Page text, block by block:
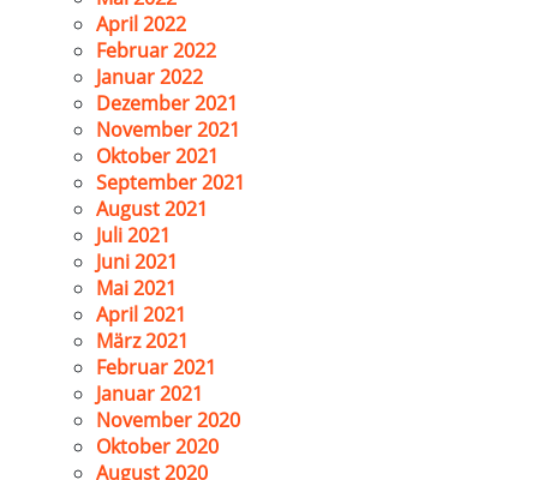
April 2022
Februar 2022
Januar 2022
Dezember 2021
November 2021
Oktober 2021
September 2021
August 2021
Juli 2021
Juni 2021
Mai 2021
April 2021
März 2021
Februar 2021
Januar 2021
November 2020
Oktober 2020
August 2020